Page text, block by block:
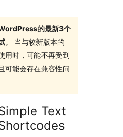
的最新3个
。 当与较新版本的
用时，可能不再受到
可能会存在兼容性问
Text